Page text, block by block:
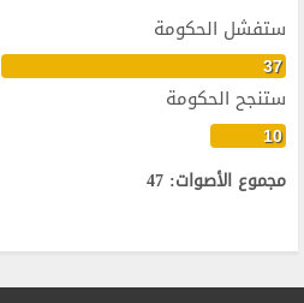
ستفشل الحكومة
37
ستنجح الحكومة
10
مجموع الأصوات: 47